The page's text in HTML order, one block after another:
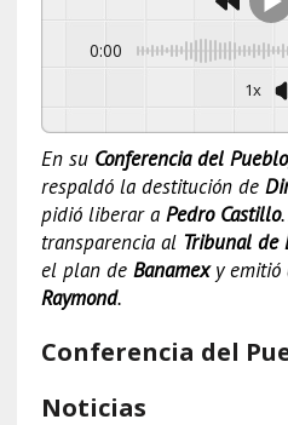
0:00
1x
En su Conferencia del Pueblo
respaldó la destitución de
pidió liberar a Pedro Castillo
transparencia al Tribunal de
el plan de Banamexy emitió
Raymond.
Conferencia del
Noticias